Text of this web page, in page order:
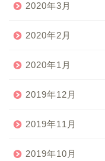
2020年3月
2020年2月
2020年1月
2019年12月
2019年11月
2019年10月